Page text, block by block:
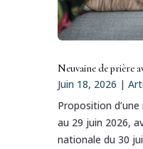
Neuvaine de prière
Juin 18, 2026 |
Proposition
au 29 juin 2026,
nationale du 30